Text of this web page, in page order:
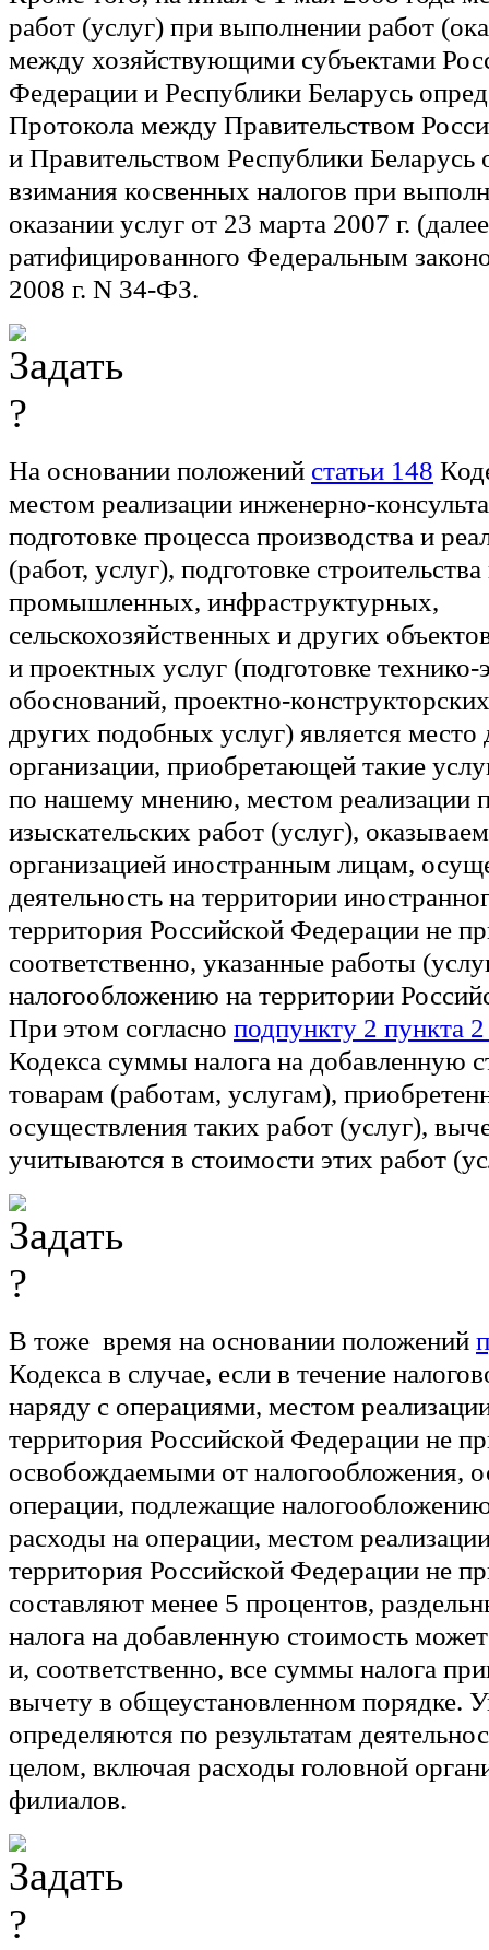
работ (услуг) при выполнении работ
между хозяйствующими субъектами
Федерации и Республики Беларусь
Протокола между Правительством
и Правительством Республики Беларусь
взимания косвенных налогов при
оказании услуг от 23 марта 2007 г.
ратифицированного Федеральным
2008 г. N 34-ФЗ.
На основании положений статьи 148
местом реализации инженерно-
подготовке процесса производства и
(работ, услуг), подготовке
промышленных, инфраструктурных,
сельскохозяйственных и других
и проектных услуг (подготовке
обоснований, проектно-
других подобных услуг) является место
организации, приобретающей такие
по нашему мнению, местом реализации
изыскательских работ (услуг),
организацией иностранным лицам,
деятельность на территории
территория Российской Федерации не
соответственно, указанные работы
налогообложению на территории
При этом согласно подпункту 2 пункта 2
Кодекса суммы налога на добавленную
товарам (работам, услугам),
осуществления таких работ (услуг),
учитываются в стоимости этих работ
В тоже время на основании положений
Кодекса в случае, если в течение
наряду с операциями, местом
территория Российской Федерации не
освобождаемыми от налогообложения,
операции, подлежащие
расходы на операции, местом
территория Российской Федерации не
составляют менее 5 процентов,
налога на добавленную стоимость
и, соответственно, все суммы налога
вычету в общеустановленном порядке.
определяются по результатам
целом, включая расходы головной
филиалов.